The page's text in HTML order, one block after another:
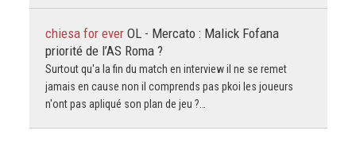
chiesa for ever OL - Mercato : Malick Fofana
priorité de l’AS Roma ?
Surtout qu'a la fin du match en interview il ne se remet
jamais en cause non il comprends pas pkoi les joueurs
n'ont pas apliqué son plan de jeu ?…